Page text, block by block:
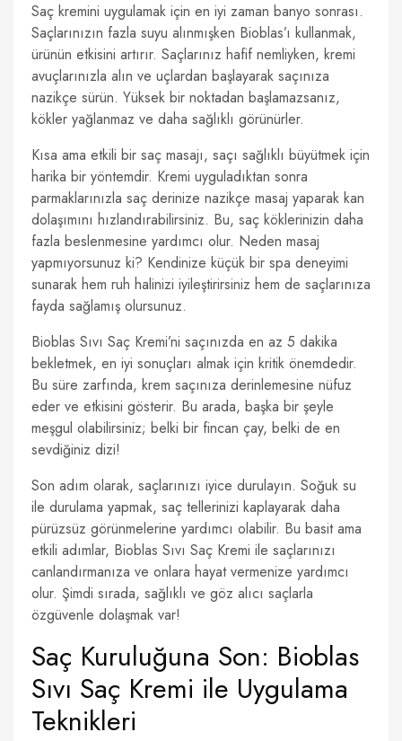
Saç kremini uygulamak için en iyi zaman banyo sonrası.
Saçlarınızın fazla suyu alınmışken Bioblas’ı kullanmak,
ürünün etkisini artırır. Saçlarınız hafif nemliyken, kremi
avuçlarınızla alın ve uçlardan başlayarak saçınıza
nazikçe sürün. Yüksek bir noktadan başlamazsanız,
kökler yağlanmaz ve daha sağlıklı görünürler.
Kısa ama etkili bir saç masajı, saçı sağlıklı büyütmek için
harika bir yöntemdir. Kremi uyguladıktan sonra
parmaklarınızla saç derinize nazikçe masaj yaparak kan
dolaşımını hızlandırabilirsiniz. Bu, saç köklerinizin daha
fazla beslenmesine yardımcı olur. Neden masaj
yapmıyorsunuz ki? Kendinize küçük bir spa deneyimi
sunarak hem ruh halinizi iyileştirirsiniz hem de saçlarınıza
fayda sağlamış olursunuz.
Bioblas Sıvı Saç Kremi’ni saçınızda en az 5 dakika
bekletmek, en iyi sonuçları almak için kritik önemdedir.
Bu süre zarfında, krem saçınıza derinlemesine nüfuz
eder ve etkisini gösterir. Bu arada, başka bir şeyle
meşgul olabilirsiniz; belki bir fincan çay, belki de en
sevdiğiniz dizi!
Son adım olarak, saçlarınızı iyice durulayın. Soğuk su
ile durulama yapmak, saç tellerinizi kaplayarak daha
pürüzsüz görünmelerine yardımcı olabilir. Bu basit ama
etkili adımlar, Bioblas Sıvı Saç Kremi ile saçlarınızı
canlandırmanıza ve onlara hayat vermenize yardımcı
olur. Şimdi sırada, sağlıklı ve göz alıcı saçlarla
özgüvenle dolaşmak var!
Saç Kuruluğuna Son: Bioblas
Sıvı Saç Kremi ile Uygulama
Teknikleri